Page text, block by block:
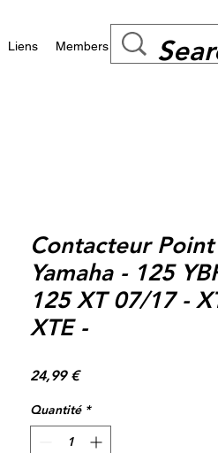
Liens Members
Contacteur
Yamaha - 125
125 XT 07/17 -
XTE -
24,99 €Prix
Quantité *